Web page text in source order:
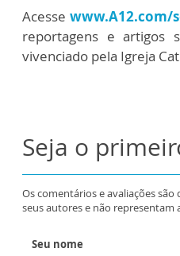
Acesse www.A12.com/
reportagens e artigos
vivenciado pela Igreja
Seja o
Os comentários e avaliações
seus autores e não representam
Seu nome